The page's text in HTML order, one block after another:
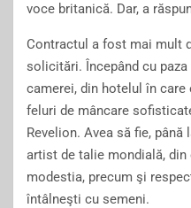
voce britanică. Dar, a
Contractul a fost mai mult
solicitări. Începând cu
camerei, din hotelul în care
feluri de mâncare
Revelion. Avea să fie,
artist de talie mondială,
modestia, precum şi
întâlneşti cu semeni.